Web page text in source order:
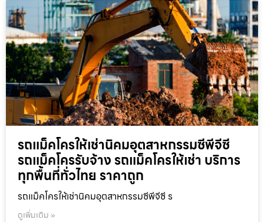
รถแม็คโครให้เช่านิคมอุตสาหกรรมซีพีจีซี
รถแม็คโครรับจ้าง รถแม็คโครให้เช่า บริการ
ทุกพื้นที่ทั่วไทย ราคาถูก
รถแม็คโครให้เช่านิคมอุตสาหกรรมซีพีจีซี ร
ดูเพิ่มเติม »